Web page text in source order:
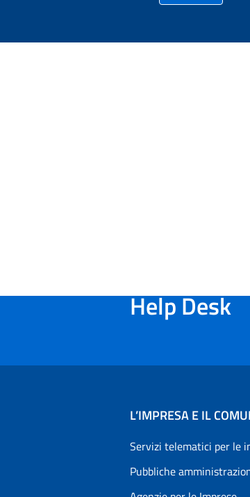
Help Desk
L’IMPRESA E IL
Servizi telematici per le
Pubbliche